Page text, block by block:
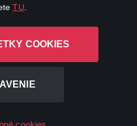
TU
COOKIES
Rue Albert Borschette 4,